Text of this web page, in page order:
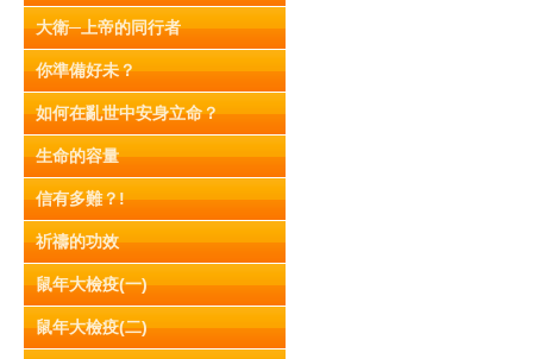
大衛─上帝的同行者
你準備好未？
如何在亂世中安身立命？
生命的容量
信有多難？!
祈禱的功效
鼠年大檢疫(一)
鼠年大檢疫(二)